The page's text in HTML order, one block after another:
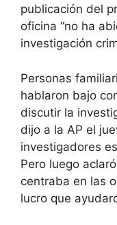
publicación del
oficina “no ha
investigación
Personas
hablaron bajo
discutir la
dijo a la AP el
investigadores
Pero luego
centraba en las
lucro que